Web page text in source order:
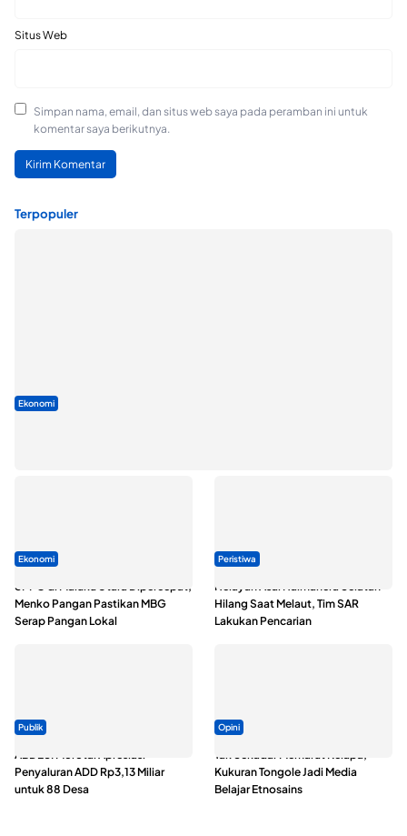
Situs Web
Simpan nama, email, dan situs web saya pada peramban ini untuk
komentar saya berikutnya.
Terpopuler
Ekonomi
Ekonomi
SPPG di Maluku Utara Dipercepat,
Menko Pangan Pastikan MBG
Serap Pangan Lokal
Peristiwa
Nelayan Asal Halmahera Selatan
Hilang Saat Melaut, Tim SAR
Lakukan Pencarian
Publik
ABDESI Morotai Apresiasi
Penyaluran ADD Rp3,13 Miliar
untuk 88 Desa
Opini
Tak Sekadar Memarut Kelapa,
Kukuran Tongole Jadi Media
Belajar Etnosains